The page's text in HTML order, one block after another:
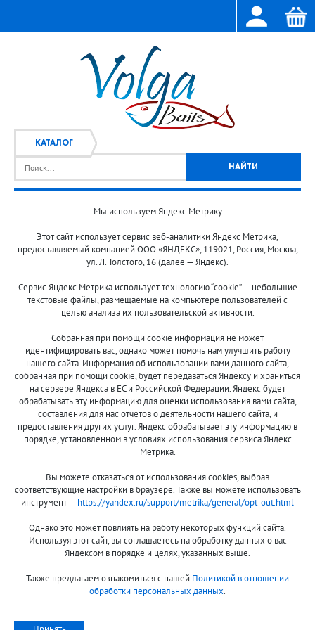
КАТАЛОГ
© 2013-2024 "Волжские приманки"
8 (800)
500-7844
Оплата и доставка
О компании
Акции и скидки
Новости
Контакты
Помощь
Принимаем к оплате:
Мы используем Яндекс Метрику
Этот сайт использует сервис веб-аналитики Яндекс Метрика,
предоставляемый компанией ООО «ЯНДЕКС», 119021, Россия, Москва,
ул. Л. Толстого, 16 (далее — Яндекс).
Сервис Яндекс Метрика использует технологию “cookie” — небольшие
текстовые файлы, размещаемые на компьютере пользователей с
целью анализа их пользовательской активности.
Собранная при помощи cookie информация не может
идентифицировать вас, однако может помочь нам улучшить работу
нашего сайта. Информация об использовании вами данного сайта,
собранная при помощи cookie, будет передаваться Яндексу и храниться
на сервере Яндекса в ЕС и Российской Федерации. Яндекс будет
обрабатывать эту информацию для оценки использования вами сайта,
составления для нас отчетов о деятельности нашего сайта, и
предоставления других услуг. Яндекс обрабатывает эту информацию в
порядке, установленном в условиях использования сервиса Яндекс
Метрика.
Вы можете отказаться от использования cookies, выбрав
соответствующие настройки в браузере. Также вы можете использовать
инструмент — https://yandex.ru/support/metrika/general/opt-out.html
Однако это может повлиять на работу некоторых функций сайта.
Используя этот сайт, вы соглашаетесь на обработку данных о вас
Яндексом в порядке и целях, указанных выше.
Также предлагаем ознакомиться с нашей Политикой в отношении
обработки персональных данных.